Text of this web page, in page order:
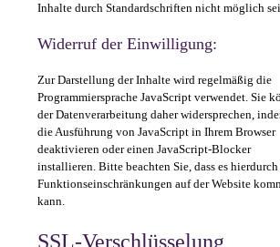
Inhalte durch Standardschriften nicht möglich
Widerruf der Einwilligung:
Zur Darstellung der Inhalte wird regelmäßig die
Programmiersprache JavaScript verwendet. Sie
der Datenverarbeitung daher widersprechen,
die Ausführung von JavaScript in Ihrem Browser
deaktivieren oder einen JavaScript-Blocker
installieren. Bitte beachten Sie, dass es
Funktionseinschränkungen auf der Website
kann.
SSL-Verschlüsselung